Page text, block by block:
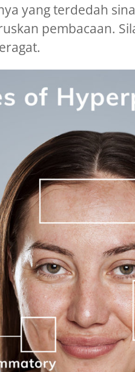
yang terdedah
pembacaan.